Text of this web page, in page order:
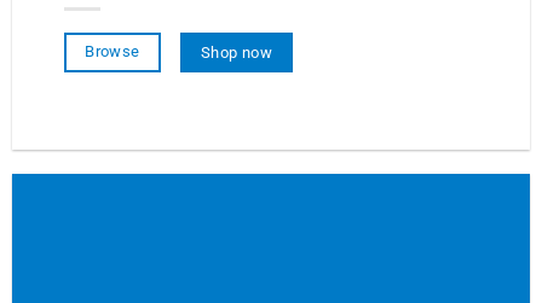
Browse Shop now